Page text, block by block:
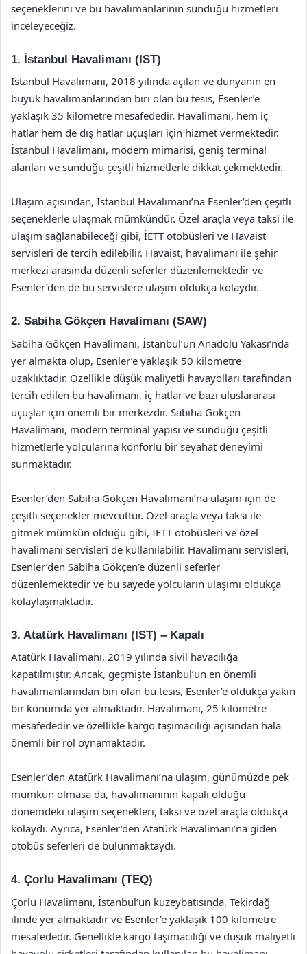
seçeneklerini ve bu havalimanlarının sunduğu hizmetleri
inceleyeceğiz.
1. İstanbul Havalimanı (IST)
İstanbul Havalimanı, 2018 yılında açılan ve dünyanın en
büyük havalimanlarından biri olan bu tesis, Esenler’e
yaklaşık 35 kilometre mesafededir. Havalimanı, hem iç
hatlar hem de dış hatlar uçuşları için hizmet vermektedir.
İstanbul Havalimanı, modern mimarisi, geniş terminal
alanları ve sunduğu çeşitli hizmetlerle dikkat çekmektedir.
Ulaşım açısından, İstanbul Havalimanı’na Esenler’den çeşitli
seçeneklerle ulaşmak mümkündür. Özel araçla veya taksi ile
ulaşım sağlanabileceği gibi, İETT otobüsleri ve Havaist
servisleri de tercih edilebilir. Havaist, havalimanı ile şehir
merkezi arasında düzenli seferler düzenlemektedir ve
Esenler’den de bu servislere ulaşım oldukça kolaydır.
2. Sabiha Gökçen Havalimanı (SAW)
Sabiha Gökçen Havalimanı, İstanbul’un Anadolu Yakası’nda
yer almakta olup, Esenler’e yaklaşık 50 kilometre
uzaklıktadır. Özellikle düşük maliyetli havayolları tarafından
tercih edilen bu havalimanı, iç hatlar ve bazı uluslararası
uçuşlar için önemli bir merkezdir. Sabiha Gökçen
Havalimanı, modern terminal yapısı ve sunduğu çeşitli
hizmetlerle yolcularına konforlu bir seyahat deneyimi
sunmaktadır.
Esenler’den Sabiha Gökçen Havalimanı’na ulaşım için de
çeşitli seçenekler mevcuttur. Özel araçla veya taksi ile
gitmek mümkün olduğu gibi, İETT otobüsleri ve özel
havalimanı servisleri de kullanılabilir. Havalimanı servisleri,
Esenler’den Sabiha Gökçen’e düzenli seferler
düzenlemektedir ve bu sayede yolcuların ulaşımı oldukça
kolaylaşmaktadır.
3. Atatürk Havalimanı (IST) – Kapalı
Atatürk Havalimanı, 2019 yılında sivil havacılığa
kapatılmıştır. Ancak, geçmişte İstanbul’un en önemli
havalimanlarından biri olan bu tesis, Esenler’e oldukça yakın
bir konumda yer almaktadır. Havalimanı, 25 kilometre
mesafededir ve özellikle kargo taşımacılığı açısından hala
önemli bir rol oynamaktadır.
Esenler’den Atatürk Havalimanı’na ulaşım, günümüzde pek
mümkün olmasa da, havalimanının kapalı olduğu
dönemdeki ulaşım seçenekleri, taksi ve özel araçla oldukça
kolaydı. Ayrıca, Esenler’den Atatürk Havalimanı’na giden
otobüs seferleri de bulunmaktaydı.
4. Çorlu Havalimanı (TEQ)
Çorlu Havalimanı, İstanbul’un kuzeybatısında, Tekirdağ
ilinde yer almaktadır ve Esenler’e yaklaşık 100 kilometre
mesafededir. Genellikle kargo taşımacılığı ve düşük maliyetli